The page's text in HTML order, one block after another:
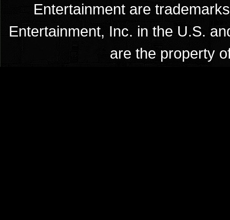
Entertainment are
Entertainment, Inc. in the U.S.
are the property